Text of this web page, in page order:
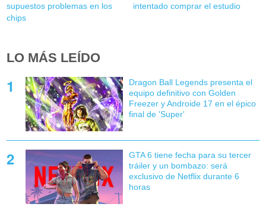
supuestos problemas en los
chips
intentado comprar el estudio
LO MÁS LEÍDO
Dragon Ball Legends presenta el
equipo definitivo con Golden
Freezer y Androide 17 en el épico
final de 'Super'
GTA 6 tiene fecha para su tercer
tráiler y un bombazo: será
exclusivo de Netflix durante 6
horas